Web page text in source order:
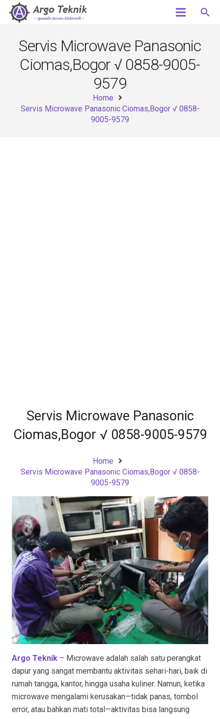
search
Servis Microwave Panasonic
Ciomas,Bogor √ 0858-9005-
9579
Home
Servis Microwave Panasonic Ciomas,Bogor √ 0858-
9005-9579
Servis Microwave Panasonic
Ciomas,Bogor √ 0858-9005-9579
Home
Servis Microwave Panasonic Ciomas,Bogor √ 0858-
9005-9579
Argo Teknik – Microwave adalah salah satu perangkat
dapur yang sangat membantu aktivitas sehari-hari, baik di
rumah tangga, kantor, hingga usaha kuliner. Namun, ketika
microwave mengalami kerusakan—tidak panas, tombol
error, atau bahkan mati total—aktivitas bisa langsung